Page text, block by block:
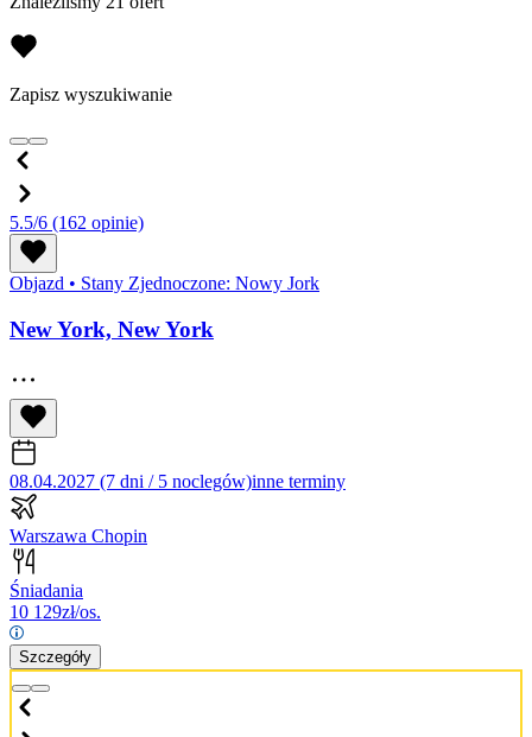
Zapisz wyszukiwanie
5.5/6 (162 opinie)
Objazd • Stany Zjednoczone: Nowy Jork
New York, New York
08.04.2027 (7 dni / 5 noclegów)inne terminy
Warszawa Chopin
Śniadania
10 129zł/os.
Szczegóły